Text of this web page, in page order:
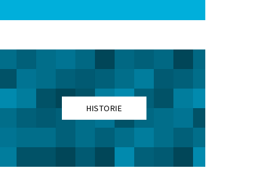
HISTORIE